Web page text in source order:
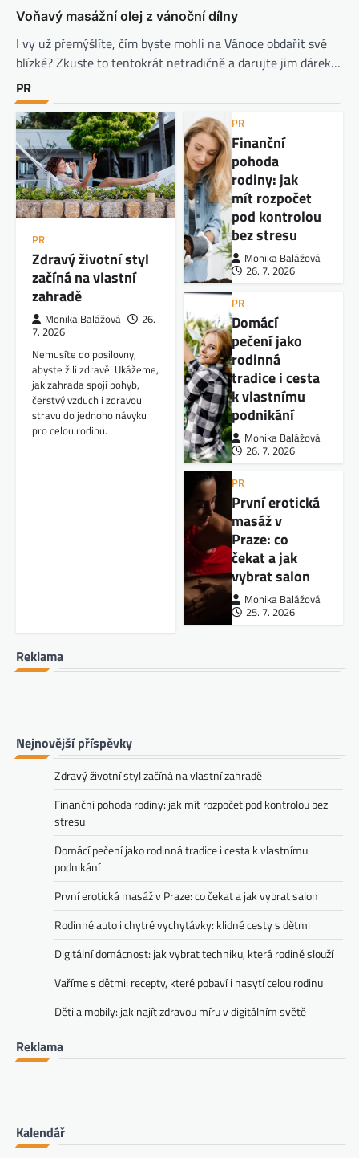
Voňavý masážní olej z vánoční dílny
I vy už přemýšlíte, čím byste mohli na Vánoce obdařit své
blízké? Zkuste to tentokrát netradičně a darujte jim dárek…
PR
PR
Zdravý životní styl
začíná na vlastní
zahradě
Monika Balážová
26.
7. 2026
Nemusíte do posilovny,
abyste žili zdravě. Ukážeme,
jak zahrada spojí pohyb,
čerstvý vzduch i zdravou
stravu do jednoho návyku
pro celou rodinu.
PR
Finanční
pohoda
rodiny: jak
mít rozpočet
pod kontrolou
bez stresu
Monika Balážová
26. 7. 2026
PR
Domácí
pečení jako
rodinná
tradice i cesta
k vlastnímu
podnikání
Monika Balážová
26. 7. 2026
PR
První erotická
masáž v
Praze: co
čekat a jak
vybrat salon
Monika Balážová
25. 7. 2026
Reklama
Nejnovější příspěvky
Zdravý životní styl začíná na vlastní zahradě
Finanční pohoda rodiny: jak mít rozpočet pod kontrolou bez
stresu
Domácí pečení jako rodinná tradice i cesta k vlastnímu
podnikání
První erotická masáž v Praze: co čekat a jak vybrat salon
Rodinné auto i chytré vychytávky: klidné cesty s dětmi
Digitální domácnost: jak vybrat techniku, která rodině slouží
Vaříme s dětmi: recepty, které pobaví i nasytí celou rodinu
Děti a mobily: jak najít zdravou míru v digitálním světě
Reklama
Kalendář